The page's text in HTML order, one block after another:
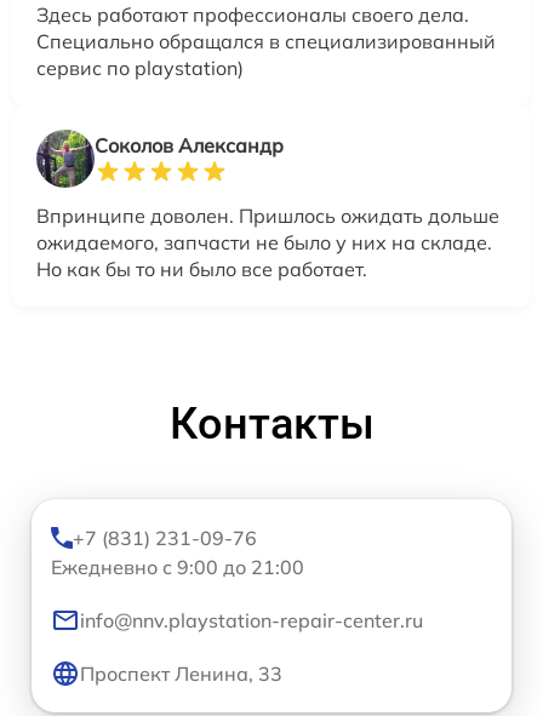
Здесь работают профессионалы своего дела.
Специально обращался в специализированный
сервис по playstation)
Соколов Александр
Впринципе доволен. Пришлось ожидать дольше
ожидаемого, запчасти не было у них на складе.
Но как бы то ни было все работает.
Контакты
+7 (831) 231-09-76
Ежедневно с 9:00 до 21:00
info@nnv.playstation-repair-center.ru
Проспект Ленина, 33